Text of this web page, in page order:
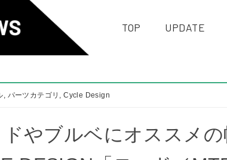
TOP UPDATE
, パーツカテゴリ ,Cycle Design
やブルベにオススメの